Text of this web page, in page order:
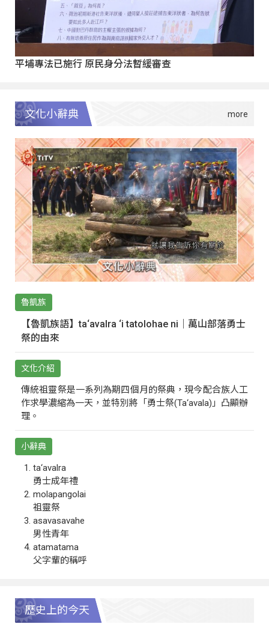
平埔專法已施行 原民身分法暫緩審查
文化小辭典
魯凱族
【魯凱族語】ta‘avalra ‘i tatolohae ni｜萬山部落勇士
祭的由來
文化介紹
傳統祖靈祭是一系列為期四個月的祭典，現今配合族人工
作求學濃縮為一天，並特別將「勇士祭(Ta‘avala)」凸顯辦
理。
小辭典
ta‘avalra
勇士成年禮
molapangolai
祖靈祭
asavasavahe
男性青年
atamatama
父字輩的稱呼
歷史上的今天